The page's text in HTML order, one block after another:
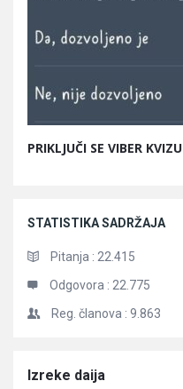
PRIKLJUČI SE VIBER KVIZU
STATISTIKA SADRŽAJA
Pitanja : 22.415
Odgovora : 22.775
Reg. članova : 9.863
Članci
Izreke daija